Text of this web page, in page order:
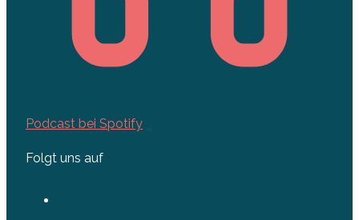
Podcast bei Spotify
Folgt uns auf